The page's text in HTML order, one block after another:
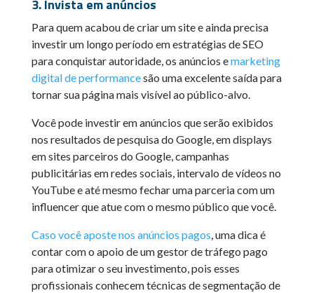
3. Invista em anúncios
Para quem acabou de criar um site e ainda precisa
investir um longo período em estratégias de SEO
para conquistar autoridade, os anúncios emarketing
digital de performancesão uma excelente saída para
tornar sua página mais visível ao público-alvo.
Você pode investir em anúncios que serão exibidos
nos resultados de pesquisa do Google, em displays
em sites parceiros do Google, campanhas
publicitárias em redes sociais, intervalo de vídeos no
YouTube e até mesmo fechar uma parceria com um
influencer que atue com o mesmo público que você.
Caso você aposte nos anúncios pagos, uma dica é
contar com o apoio de um gestor de tráfego pago
para otimizar o seu investimento, pois esses
profissionais conhecem técnicas de segmentação de